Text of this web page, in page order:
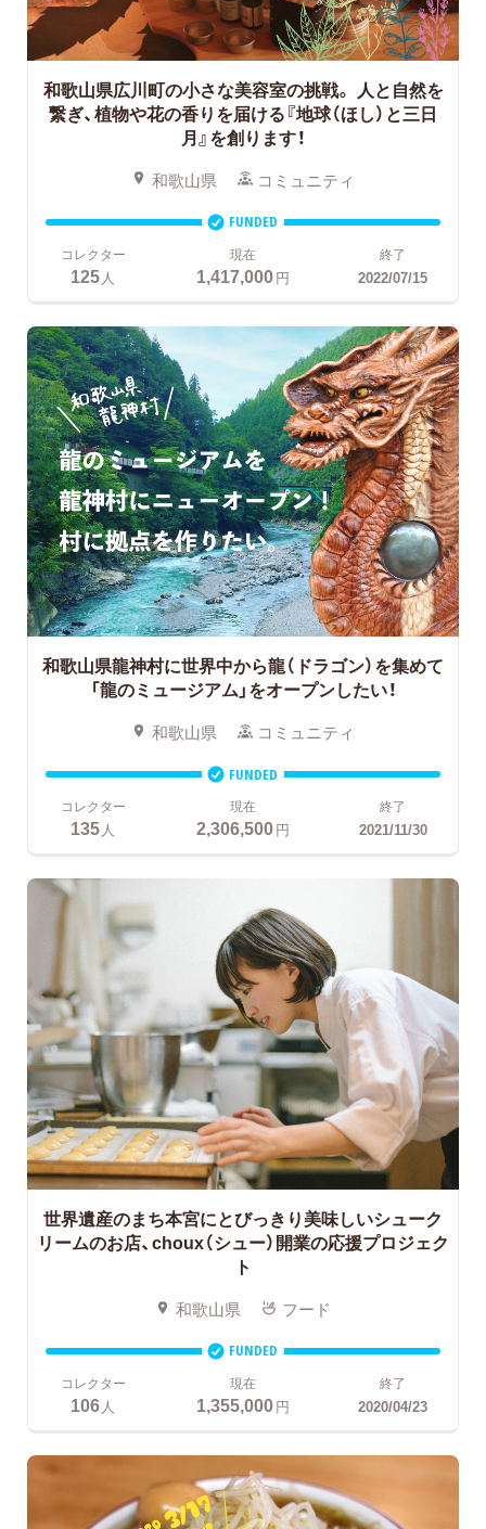
和歌山県広川町の小さな美容室の挑戦。 人と自然を
繋ぎ、植物や花の香りを届ける『地球（ほし）と三日
月』を創ります！
和歌山県 コミュニティ
FUNDED
コレクター
125 人
現在
1,417,000円
終了
2022/07/15
和歌山県龍神村に世界中から龍（ドラゴン）を集めて
「龍のミュージアム」をオープンしたい！
和歌山県 コミュニティ
FUNDED
コレクター
135人
現在
2,306,500円
終了
2021/11/30
世界遺産のまち本宮にとびっきり美味しいシューク
リームのお店、choux（シュー）開業の応援プロジェク
ト
和歌山県 フード
FUNDED
コレクター
106 人
現在
1,355,000円
終了
2020/04/23